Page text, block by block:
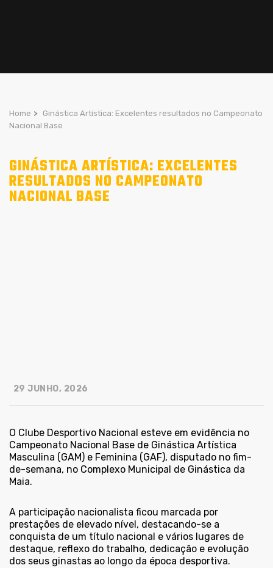
Home > Ginástica Artística: Excelentes resultados no Campeonato
Nacional Base
GINÁSTICA ARTÍSTICA: EXCELENTES
RESULTADOS NO CAMPEONATO
NACIONAL BASE
29 JUNHO, 2026
O Clube Desportivo Nacional esteve em evidência no
Campeonato Nacional Base de Ginástica Artística
Masculina (GAM) e Feminina (GAF), disputado no fim-
de-semana, no Complexo Municipal de Ginástica da
Maia.
A participação nacionalista ficou marcada por
prestações de elevado nível, destacando-se a
conquista de um título nacional e vários lugares de
destaque, reflexo do trabalho, dedicação e evolução
dos seus ginastas ao longo da época desportiva.